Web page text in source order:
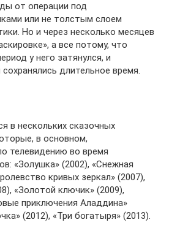
от операции под
или не толстым слоем
Но и через несколько месяцев
а все потому, что
у него затянулся, и
длительное время.
в нескольких сказочных
в основном,
телевидению во время
«Золушка» (2002), «Снежная
кривых зеркал» (2007),
«Золотой ключик» (2009),
приключения Аладдина»
(2012), «Три богатыря» (2013).